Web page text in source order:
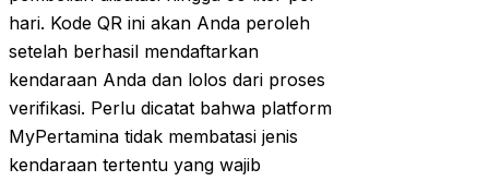
hari. Kode QR ini akan Anda peroleh
setelah berhasil mendaftarkan
kendaraan Anda dan lolos dari proses
verifikasi. Perlu dicatat bahwa platform
MyPertamina tidak membatasi jenis
kendaraan tertentu yang wajib